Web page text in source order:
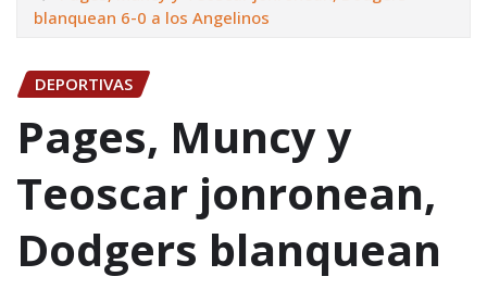
blanquean 6-0 a los Angelinos
DEPORTIVAS
Pages, Muncy y
Teoscar jonronean,
Dodgers blanquean